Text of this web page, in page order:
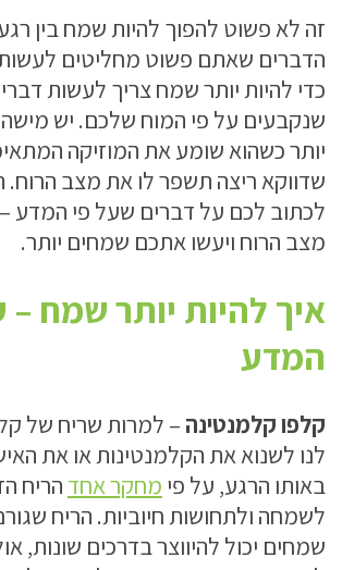
זה לא פשוט להפוך להיות שמח בין
הדברים שאתם פשוט מחליטים לעשות
כדי להיות יותר שמח צריך לעשות
שנקבעים על פי המוח שלכם. יש
יותר כשהוא שומע את המוזיקה
שדווקא ריצה תשפר לו את מצב
לכתוב לכם על דברים שעל פי המדע
מצב הרוח ויעשו אתכם שמחים יותר.
איך להיות יותר שמח –
המדע
קלפו קלמנטינה – למרות שריח של
לנו לשנוא את הקלמנטינות או את
באותו הרגע, על פי מחקר אחד הריח
לשמחה ולתחושות חיוביות. הריח
שמחים יכול להיווצר בדרכים שונות,